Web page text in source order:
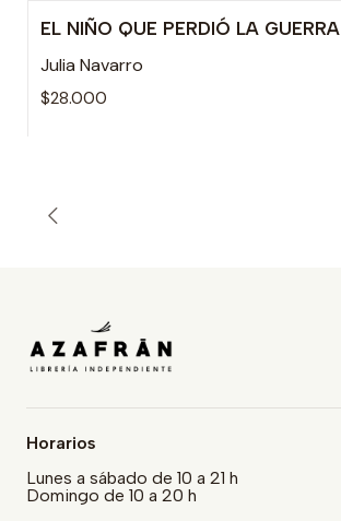
EL NIÑO QUE PERDIÓ LA GUERRA
Julia Navarro
$28.000
Horarios
Lunes a sábado de 10 a 21 h
Domingo de 10 a 20 h